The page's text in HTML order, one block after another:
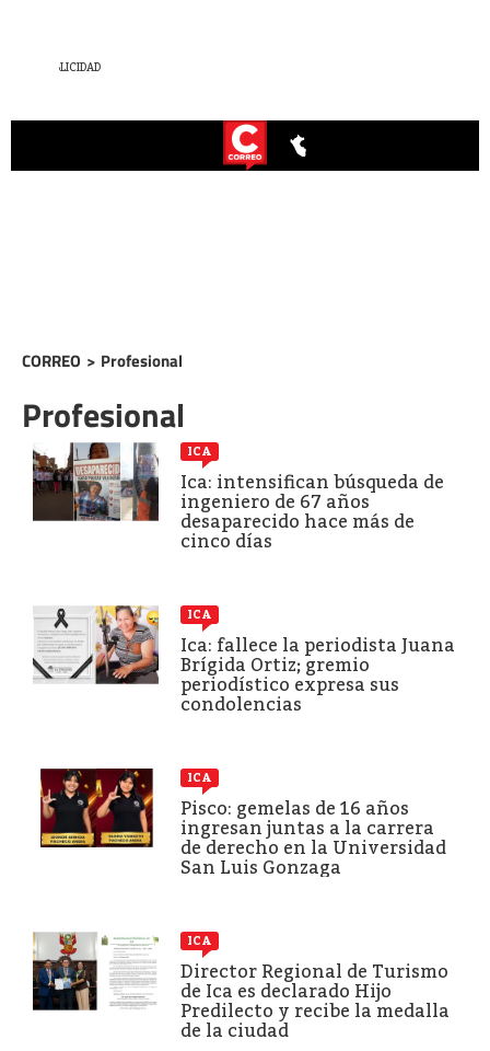
CORREO > Profesional
Profesional
ICA
Ica: intensifican búsqueda de
ingeniero de 67 años
desaparecido hace más de
cinco días
ICA
Ica: fallece la periodista Juana
Brígida Ortiz; gremio
periodístico expresa sus
condolencias
ICA
Pisco: gemelas de 16 años
ingresan juntas a la carrera
de derecho en la Universidad
San Luis Gonzaga
ICA
Director Regional de Turismo
de Ica es declarado Hijo
Predilecto y recibe la medalla
de la ciudad